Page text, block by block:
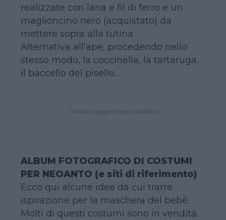
realizzate con lana e fil di ferro e un
maglioncino nero (acquistato) da
mettere sopra alla tutina.
Alternativa all’ape, procedendo nello
stesso modo, la coccinella, la tartaruga,
il baccello del pisello….
ALBUM FOTOGRAFICO DI COSTUMI
PER NEOANTO (e siti di riferimento)
Ecco qui alcune idee da cui trarre
ispirazione per la maschera del bebè.
Molti di questi costumi sono in vendita.